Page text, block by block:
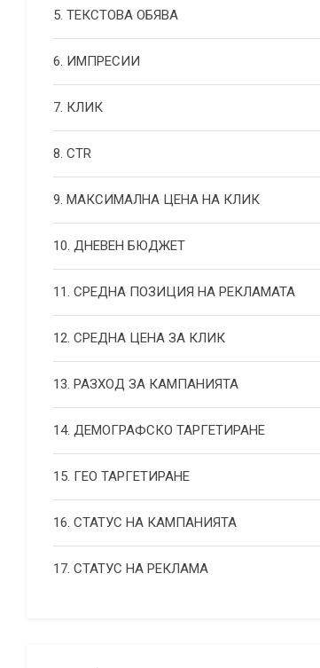
5. ТЕКСТОВА ОБЯВА
6. ИМПРЕСИИ
7. КЛИК
8. CTR
9. МАКСИМАЛНА ЦЕНА НА КЛИК
10. ДНЕВЕН БЮДЖЕТ
11. СРЕДНА ПОЗИЦИЯ НА РЕКЛАМАТА
12. СРЕДНА ЦЕНА ЗА КЛИК
13. РАЗХОД ЗА КАМПАНИЯТА
14. ДЕМОГРАФСКО ТАРГЕТИРАНЕ
15. ГЕО ТАРГЕТИРАНЕ
16. СТАТУС НА КАМПАНИЯТА
17. СТАТУС НА РЕКЛАМА